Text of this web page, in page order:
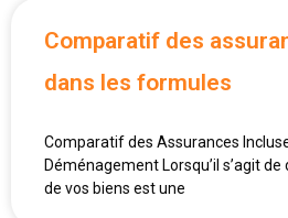
Comparatif des
dans les formules
Comparatif des Assurances
Déménagement Lorsqu’il s’agit
de vos biens est une